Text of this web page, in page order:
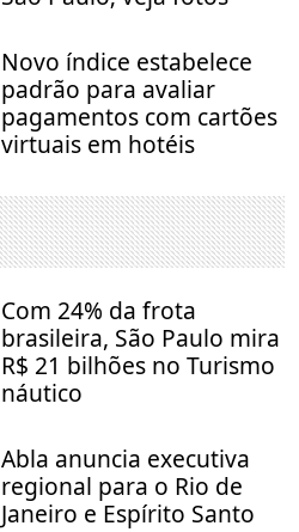
Novo índice estabelece
padrão para avaliar
pagamentos com cartões
virtuais em hotéis
Com 24% da frota
brasileira, São Paulo mira
R$ 21 bilhões no Turismo
náutico
Abla anuncia executiva
regional para o Rio de
Janeiro e Espírito Santo